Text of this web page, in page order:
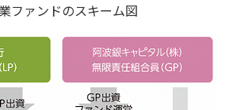
ファンドのスキーム図